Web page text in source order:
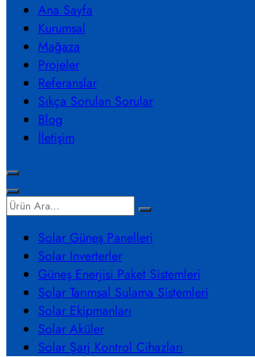
Ana Sayfa
Kurumsal
Mağaza
Projeler
Referanslar
Sıkça Sorulan Sorular
Blog
İletişim
Solar Güneş Panelleri
Solar Inverterler
Güneş Enerjisi Paket Sistemleri
Solar Tarımsal Sulama Sistemleri
Solar Ekipmanları
Solar Aküler
Solar Şarj Kontrol Cihazları